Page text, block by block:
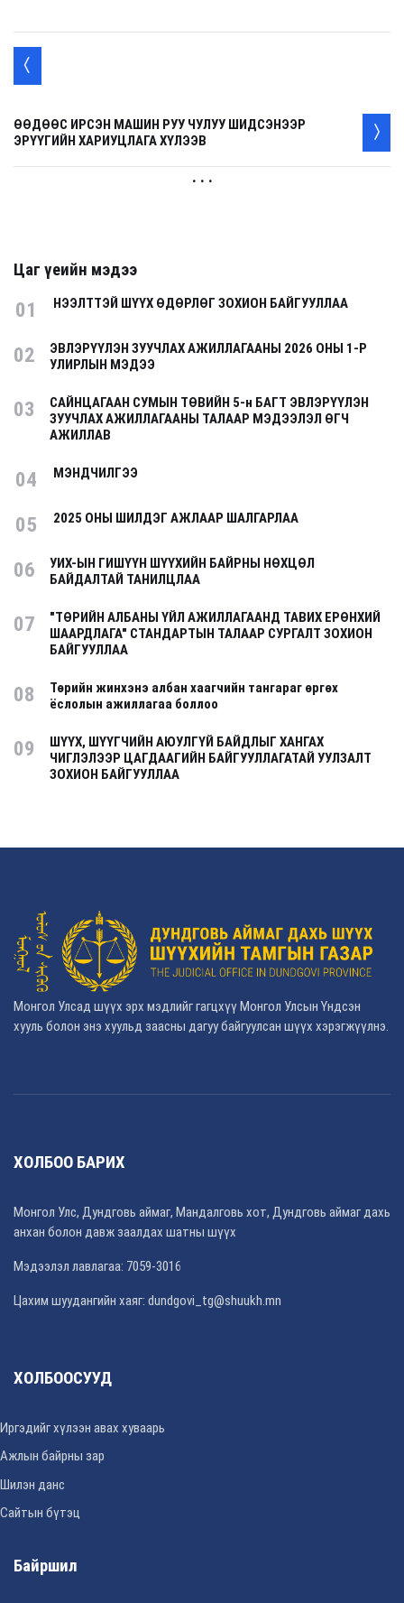
ӨӨДӨӨС ИРСЭН МАШИН РУУ ЧУЛУУ ШИДСЭНЭЭР
ЭРҮҮГИЙН ХАРИУЦЛАГА ХҮЛЭЭВ
. . .
Цаг үеийн мэдээ
01 НЭЭЛТТЭЙ ШҮҮХ ӨДӨРЛӨГ ЗОХИОН БАЙГУУЛЛАА
02
ЭВЛЭРҮҮЛЭН ЗУУЧЛАХ АЖИЛЛАГААНЫ 2026 ОНЫ 1-Р
УЛИРЛЫН МЭДЭЭ
03
САЙНЦАГААН СУМЫН ТӨВИЙН 5-н БАГТ ЭВЛЭРҮҮЛЭН
ЗУУЧЛАХ АЖИЛЛАГААНЫ ТАЛААР МЭДЭЭЛЭЛ ӨГЧ
АЖИЛЛАВ
04 МЭНДЧИЛГЭЭ
05 2025 ОНЫ ШИЛДЭГ АЖЛААР ШАЛГАРЛАА
06
УИХ-ЫН ГИШҮҮН ШҮҮХИЙН БАЙРНЫ НӨХЦӨЛ
БАЙДАЛТАЙ ТАНИЛЦЛАА
07
"ТӨРИЙН АЛБАНЫ ҮЙЛ АЖИЛЛАГААНД ТАВИХ ЕРӨНХИЙ
ШААРДЛАГА" СТАНДАРТЫН ТАЛААР СУРГАЛТ ЗОХИОН
БАЙГУУЛЛАА
08
Төрийн жинхэнэ албан хаагчийн тангараг өргөх
ёслолын ажиллагаа боллоо
09
ШҮҮХ, ШҮҮГЧИЙН АЮУЛГҮЙ БАЙДЛЫГ ХАНГАХ
ЧИГЛЭЛЭЭР ЦАГДААГИЙН БАЙГУУЛЛАГАТАЙ УУЛЗАЛТ
ЗОХИОН БАЙГУУЛЛАА
Монгол Улсад шүүх эрх мэдлийг гагцхүү Монгол Улсын Үндсэн
хууль болон энэ хуульд заасны дагуу байгуулсан шүүх хэрэгжүүлнэ.
ХОЛБОО БАРИХ
Монгол Улс, Дундговь аймаг, Мандалговь хот, Дундговь аймаг дахь
анхан болон давж заалдах шатны шүүх
Мэдээлэл лавлагаа: 7059-3016
Цахим шуудангийн хаяг: dundgovi_tg@shuukh.mn
ХОЛБООСУУД
Иргэдийг хүлээн авах хуваарь
Ажлын байрны зар
Шилэн данс
Сайтын бүтэц
Байршил